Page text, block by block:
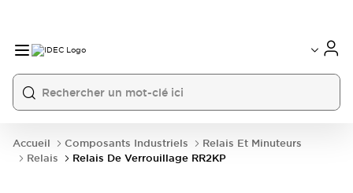
Accueil Composants Industriels
Relais Et Minuteurs
Relais
Relais De Verrouillage RR2KP